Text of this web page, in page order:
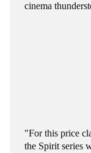
cinema
"For this price
the Spirit series